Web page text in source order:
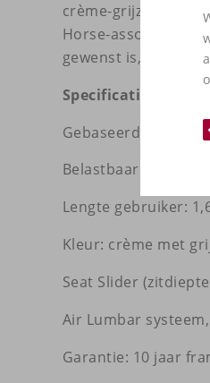
crème-grijze
Horse-assortiment.
gewenst is, zonder
Specificaties
Gebaseerd op: Iron
Belastbaarheid: tot
Lengte gebruiker:
Kleur: crème met
Seat Slider
Air Lumbar
Garantie: 10 jaar